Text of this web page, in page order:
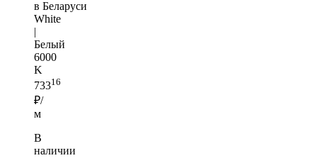
в Беларуси
White
|
Белый
6000
K
73316
₽/
м
В
наличии